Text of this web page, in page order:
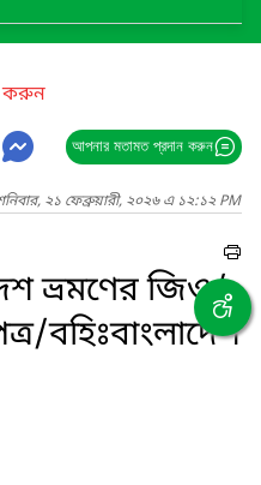
করুন
আপনার মতামত প্রদান করুন
২১ ফেব্রুয়ারী, ২০২৬ এ ১২:১২ PM
ভ্রমণের জিও/
বহিঃবাংলাদেশ